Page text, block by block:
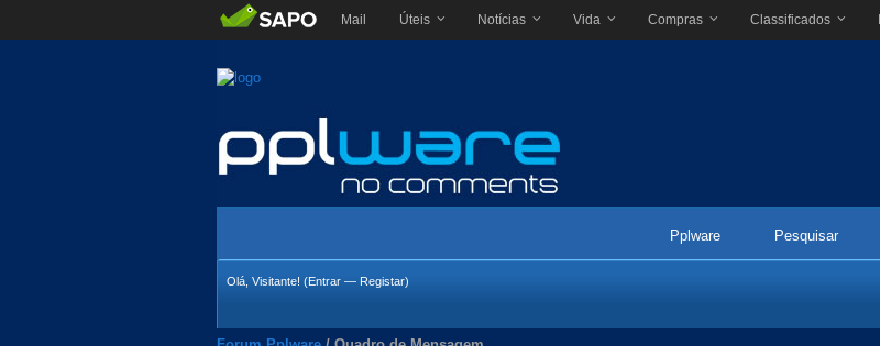
Mail Úteis Notícias Vida Compras Classificados
Pplware Pesquisar
Olá, Visitante! (Entrar — Registar)